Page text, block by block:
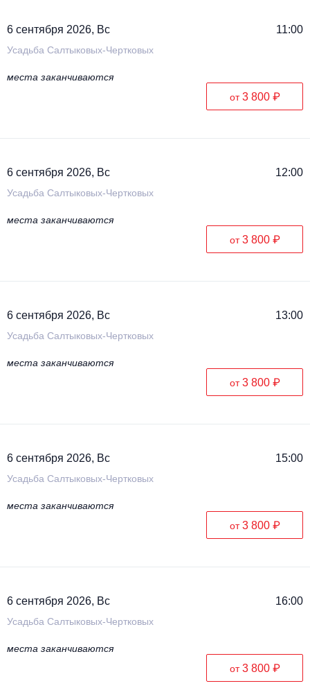
6 сентября 2026, Вс 11:00
Усадьба Салтыковых-Чертковых
места заканчиваются
от3 800 ₽
6 сентября 2026, Вс 12:00
Усадьба Салтыковых-Чертковых
места заканчиваются
от3 800 ₽
6 сентября 2026, Вс 13:00
Усадьба Салтыковых-Чертковых
места заканчиваются
от3 800 ₽
6 сентября 2026, Вс 15:00
Усадьба Салтыковых-Чертковых
места заканчиваются
от3 800 ₽
6 сентября 2026, Вс 16:00
Усадьба Салтыковых-Чертковых
места заканчиваются
от3 800 ₽